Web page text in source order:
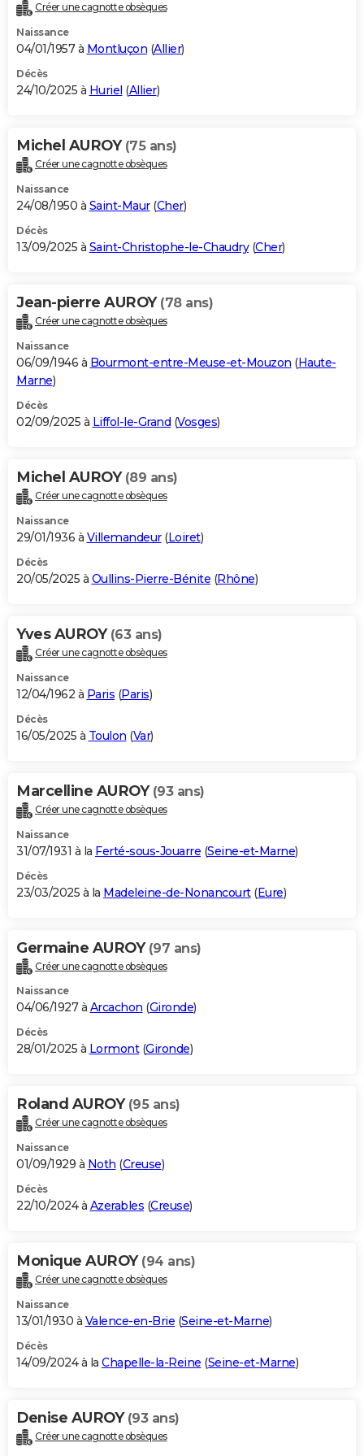
Créer une cagnotte obsèques
Naissance
04/01/1957 à Montluçon (Allier)
Décès
24/10/2025 à Huriel (Allier)
Michel AUROY (75 ans)
Créer une cagnotte obsèques
Naissance
24/08/1950 à Saint-Maur(Cher)
Décès
13/09/2025 à Saint-Christophe-le-Chaudry(Cher)
Jean-pierre AUROY (78 ans)
Créer une cagnotte obsèques
Naissance
06/09/1946 à Bourmont-entre-Meuse-et-Mouzon (Haute-
Marne)
Décès
02/09/2025 à Liffol-le-Grand (Vosges)
Michel AUROY (89 ans)
Créer une cagnotte obsèques
Naissance
29/01/1936 à Villemandeur(Loiret)
Décès
20/05/2025 à Oullins-Pierre-Bénite (Rhône)
Yves AUROY (63 ans)
Créer une cagnotte obsèques
Naissance
12/04/1962 à Paris (Paris)
Décès
16/05/2025 à Toulon (Var)
Marcelline AUROY (93 ans)
Créer une cagnotte obsèques
Naissance
31/07/1931 à la Ferté-sous-Jouarre (Seine-et-Marne)
Décès
23/03/2025 à la Madeleine-de-Nonancourt(Eure)
Germaine AUROY (97 ans)
Créer une cagnotte obsèques
Naissance
04/06/1927 à Arcachon (Gironde)
Décès
28/01/2025 à Lormont(Gironde)
Roland AUROY (95 ans)
Créer une cagnotte obsèques
Naissance
01/09/1929 à Noth (Creuse)
Décès
22/10/2024 à Azerables (Creuse)
Monique AUROY (94 ans)
Créer une cagnotte obsèques
Naissance
13/01/1930 à Valence-en-Brie (Seine-et-Marne)
Décès
14/09/2024 à la Chapelle-la-Reine (Seine-et-Marne)
Denise AUROY (93 ans)
Créer une cagnotte obsèques